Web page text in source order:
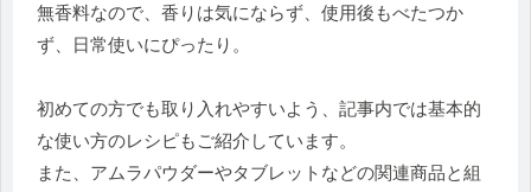
無香料なので、香りは気にならず、使用後もべたつか
ず、日常使いにぴったり。
初めての方でも取り入れやすいよう、記事内では基本的
な使い方のレシピもご紹介しています。
また、アムラパウダーやタブレットなどの関連商品と組